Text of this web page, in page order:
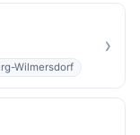
Wilmersdorf
›